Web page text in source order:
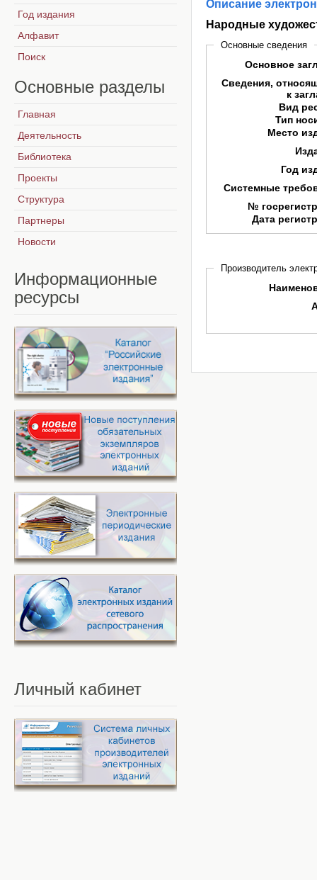
Описание
Народные
Основные сведения
Основное
Сведения,
к
Вид
Тип
Место
Год
Системные
№
Дата
Производитель
Год издания
Алфавит
Поиск
Основные разделы
Главная
Деятельность
Библиотека
Проекты
Структура
Партнеры
Новости
Информационные
ресурсы
Личный кабинет